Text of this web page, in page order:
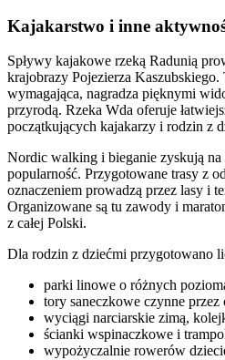
Kajakarstwo i inne
Spływy kajakowe rzeką Radunią
krajobrazy Pojezierza Kaszubskiego.
wymagająca, nagradza pięknymi
przyrodą. Rzeka Wda oferuje
początkujących kajakarzy i rodzin z
Nordic walking i bieganie zyskują na
popularność. Przygotowane trasy z
oznaczeniem prowadzą przez lasy i
Organizowane są tu zawody i
z całej Polski.
Dla rodzin z dziećmi przygotowano
parki linowe o różnych
tory saneczkowe czynne przez
wyciągi narciarskie zimą,
ścianki wspinaczkowe i
wypożyczalnie rowerów